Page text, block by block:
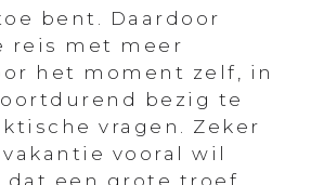
bent. Daardoor
reis met meer
het moment zelf, in
bezig te
vragen. Zeker
vooral wil
dat een grote troef.